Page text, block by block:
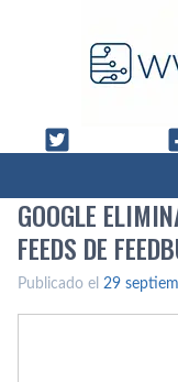
GOOGLE
FEEDS DE
Publicado el 29